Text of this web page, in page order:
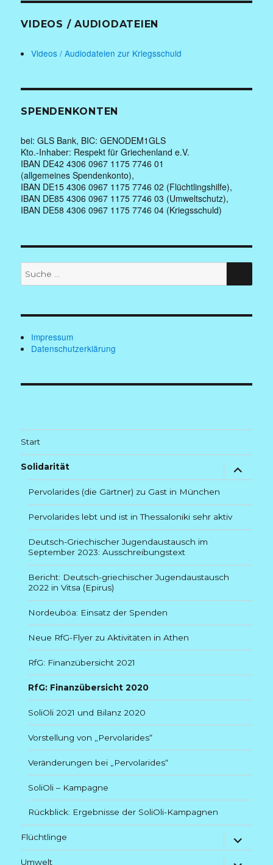
VIDEOS / AUDIODATEIEN
Videos / Audiodateien zur Kriegsschuld
SPENDENKONTEN
bei: GLS Bank, BIC: GENODEM1GLS
Kto.-Inhaber: Respekt für Griechenland e.V.
IBAN DE42 4306 0967 1175 7746 01
(allgemeines Spendenkonto),
IBAN DE15 4306 0967 1175 7746 02 (Flüchtlingshilfe),
IBAN DE85 4306 0967 1175 7746 03 (Umweltschutz),
IBAN DE58 4306 0967 1175 7746 04 (Kriegsschuld)
Suche
nach:
Impressum
Datenschutzerklärung
Start
Solidarität
Untermenü
anzeigen
Pervolarides (die Gärtner) zu Gast in München
Pervolarides lebt und ist in Thessaloniki sehr aktiv
Deutsch-Griechischer Jugendaustausch im
September 2023: Ausschreibungstext
Bericht: Deutsch-griechischer Jugendaustausch
2022 in Vitsa (Epirus)
Nordeuböa: Einsatz der Spenden
Neue RfG-Flyer zu Aktivitäten in Athen
RfG: Finanzübersicht 2021
RfG: Finanzübersicht 2020
SoliOli 2021 und Bilanz 2020
Vorstellung von „Pervolarides“
Veränderungen bei „Pervolarides“
SoliOli – Kampagne
Rückblick: Ergebnisse der SoliOli-Kampagnen
Flüchtlinge
Untermenü
anzeigen
Umwelt